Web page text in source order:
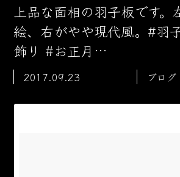
上品な面相の羽子板です。
絵、右がやや現代風。#羽
飾り #お正月…
2017.09.23 ブログ